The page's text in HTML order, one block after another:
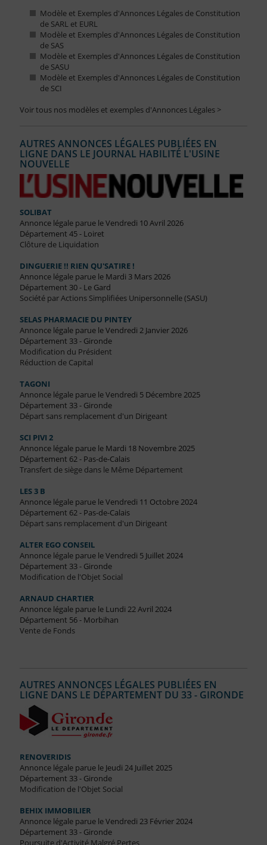
Modèle et Exemples d'Annonces Légales de Constitution
de SARL et EURL
Modèle et Exemples d'Annonces Légales de Constitution
de SAS
Modèle et Exemples d'Annonces Légales de Constitution
de SASU
Modèle et Exemples d'Annonces Légales de Constitution
de SCI
Voir tous nos modèles et exemples d'Annonces Légales >
AUTRES ANNONCES LÉGALES PUBLIÉES EN
LIGNE DANS LE JOURNAL HABILITÉ L'USINE
NOUVELLE
SOLIBAT
Annonce légale parue le Vendredi 10 Avril 2026
Département 45 - Loiret
Clôture de Liquidation
DINGUERIE !! RIEN QU'SATIRE !
Annonce légale parue le Mardi 3 Mars 2026
Département 30 - Le Gard
Société par Actions Simplifiées Unipersonnelle (SASU)
SELAS PHARMACIE DU PINTEY
Annonce légale parue le Vendredi 2 Janvier 2026
Département 33 - Gironde
Modification du Président
Réduction de Capital
TAGONI
Annonce légale parue le Vendredi 5 Décembre 2025
Département 33 - Gironde
Départ sans remplacement d'un Dirigeant
SCI PIVI 2
Annonce légale parue le Mardi 18 Novembre 2025
Département 62 - Pas-de-Calais
Transfert de siège dans le Même Département
LES 3 B
Annonce légale parue le Vendredi 11 Octobre 2024
Département 62 - Pas-de-Calais
Départ sans remplacement d'un Dirigeant
ALTER EGO CONSEIL
Annonce légale parue le Vendredi 5 Juillet 2024
Département 33 - Gironde
Modification de l'Objet Social
ARNAUD CHARTIER
Annonce légale parue le Lundi 22 Avril 2024
Département 56 - Morbihan
Vente de Fonds
AUTRES ANNONCES LÉGALES PUBLIÉES EN
LIGNE DANS LE DÉPARTEMENT DU 33 - GIRONDE
RENOVERIDIS
Annonce légale parue le Jeudi 24 Juillet 2025
Département 33 - Gironde
Modification de l'Objet Social
BEHIX IMMOBILIER
Annonce légale parue le Vendredi 23 Février 2024
Département 33 - Gironde
Poursuite d'Activité Malgré Pertes